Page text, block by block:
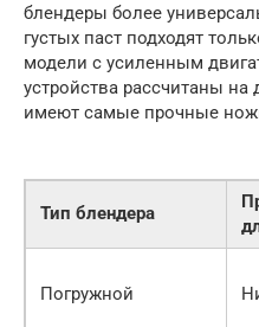
блендеры более
густых паст подходят
модели с усиленным
устройства рассчитаны на
имеют самые прочные
Тип блендера
Погружной